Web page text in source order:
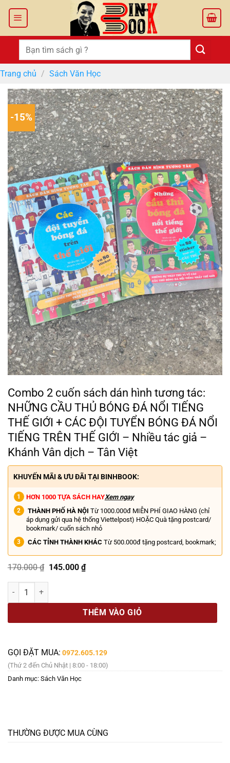
Tìm
kiếm:
Trang chủ / Sách Văn Học
-15%
Combo 2 cuốn sách dán hình tương tác:
NHỮNG CẦU THỦ BÓNG ĐÁ NỔI TIẾNG
THẾ GIỚI + CÁC ĐỘI TUYỂN BÓNG ĐÁ NỔI
TIẾNG TRÊN THẾ GIỚI – Nhiều tác giả –
Khánh Vân dịch – Tân Việt
KHUYẾN MÃI & ƯU ĐÃI TẠI BINHBOOK:
HƠN 1000 TỰA SÁCH HAYXem ngay
THÀNH PHỐ HÀ NỘI Từ 1000.000đ MIỄN PHÍ GIAO HÀNG (chỉ
áp dụng gửi qua hệ thống Viettelpost) HOẶC Quà tặng postcard/
bookmark/ cuốn sách nhỏ
CÁC TỈNH THÀNH KHÁC Từ 500.000đ tặng postcard, bookmark;
170.000₫ Giá
là:
145.000 ₫Giá
hiện
Combo 2 cuốn sách dán hình tương tác: NHỮNG CẦU THỦ BÓNG
THÊM VÀO GIỎ
GỌI ĐẶT MUA: 0972.605.129
(Thứ 2 đến Chủ Nhật | 8:00 - 18:00)
Danh mục: Sách Văn Học
THƯỜNG ĐƯỢC MUA CÙNG